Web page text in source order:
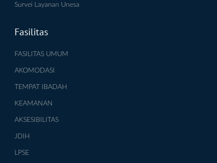
Survei Layanan Unesa
Fasilitas
FASILITAS UMUM
AKOMODASI
TEMPAT IBADAH
KEAMANAN
AKSESIBILITAS
JDIH
LPSE